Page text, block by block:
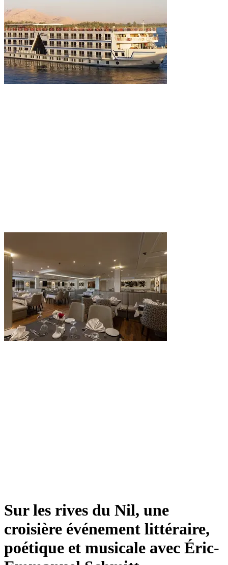
Sur les rives du Nil, une
croisière événement littéraire,
poétique et musicale avec Éric-